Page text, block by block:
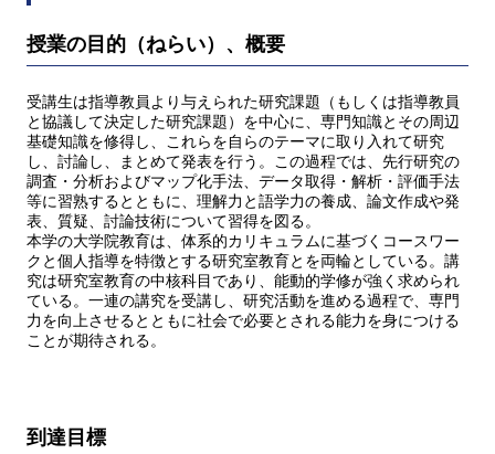
授業の目的（ねらい）、概要
受講生は指導教員より与えられた研究課題（もしくは指導教員
と協議して決定した研究課題）を中心に、専門知識とその周辺
基礎知識を修得し、これらを自らのテーマに取り入れて研究
し、討論し、まとめて発表を行う。この過程では、先行研究の
調査・分析およびマップ化手法、データ取得・解析・評価手法
等に習熟するとともに、理解力と語学力の養成、論文作成や発
表、質疑、討論技術について習得を図る。
本学の大学院教育は、体系的カリキュラムに基づくコースワー
クと個人指導を特徴とする研究室教育とを両輪としている。講
究は研究室教育の中核科目であり、能動的学修が強く求められ
ている。一連の講究を受講し、研究活動を進める過程で、専門
力を向上させるとともに社会で必要とされる能力を身につける
ことが期待される。
到達目標